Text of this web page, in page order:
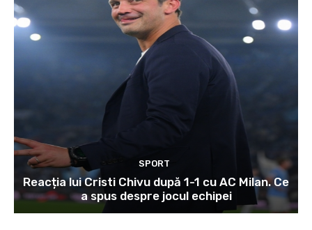
SPORT
Reacția lui Cristi Chivu după 1-1 cu AC Milan. Ce
a spus despre jocul echipei